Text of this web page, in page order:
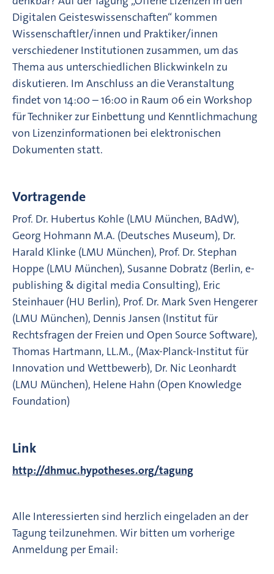
Digitalen Geisteswissenschaften“ kommen
Wissenschaftler/innen und Praktiker/innen
verschiedener Institutionen zusammen, um das
Thema aus unterschiedlichen Blickwinkeln zu
diskutieren. Im Anschluss an die Veranstaltung
findet von 14:00 – 16:00 in Raum 06 ein Workshop
für Techniker zur Einbettung und Kenntlichmachung
von Lizenzinformationen bei elektronischen
Dokumenten statt.
Vortragende
Prof. Dr. Hubertus Kohle (LMU München, BAdW),
Georg Hohmann M.A. (Deutsches Museum), Dr.
Harald Klinke (LMU München), Prof. Dr. Stephan
Hoppe (LMU München), Susanne Dobratz (Berlin, e-
publishing & digital media Consulting), Eric
Steinhauer (HU Berlin), Prof. Dr. Mark Sven Hengerer
(LMU München), Dennis Jansen (Institut für
Rechtsfragen der Freien und Open Source Software),
Thomas Hartmann, LL.M., (Max-Planck-Institut für
Innovation und Wettbewerb), Dr. Nic Leonhardt
(LMU München), Helene Hahn (Open Knowledge
Foundation)
Link
http://dhmuc.hypotheses.org/tagung
Alle Interessierten sind herzlich eingeladen an der
Tagung teilzunehmen. Wir bitten um vorherige
Anmeldung per Email: